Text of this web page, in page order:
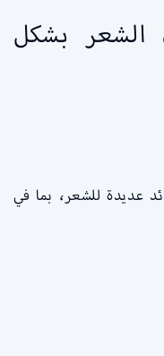
الشعر بشكل
عديدة للشعر، بما في